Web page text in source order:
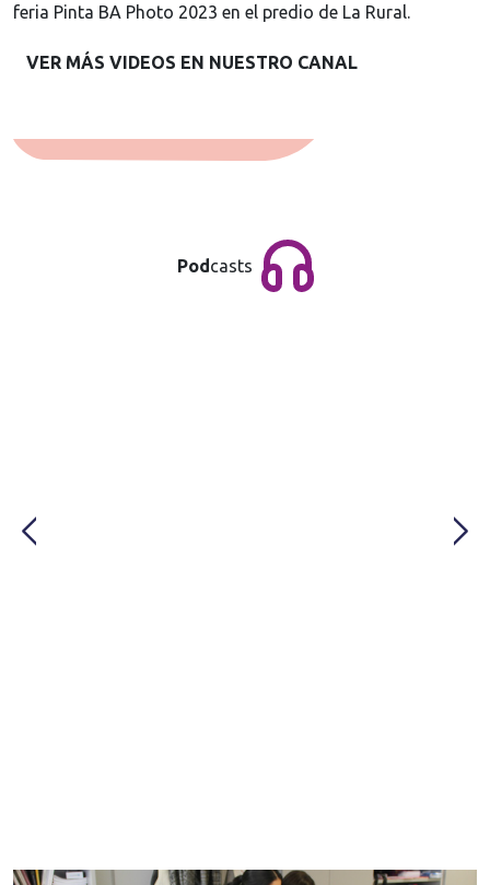
feria Pinta BA Photo 2023 en el predio de La Rural.
VER MÁS VIDEOS EN NUESTRO CANAL
Podcasts